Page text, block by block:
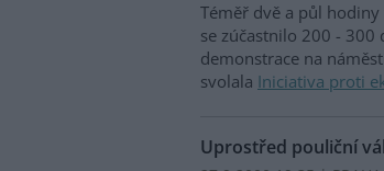
Téměř dvě a půl
se zúčastnilo 200 -
demonstrace na
svolala Iniciativa proti
Uprostřed pouliční